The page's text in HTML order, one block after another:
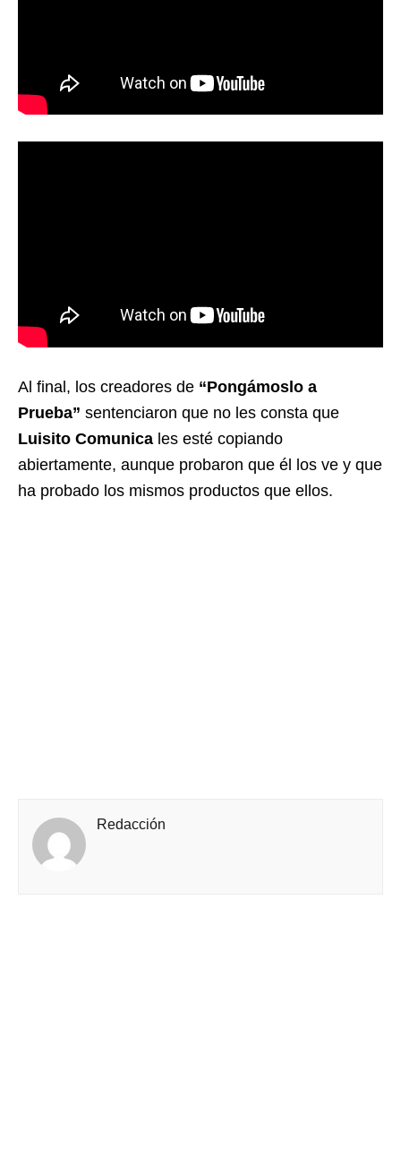
Al final, los creadores de “Pongámoslo a
Prueba” sentenciaron que no les consta que
Luisito Comunica les esté copiando
abiertamente, aunque probaron que él los ve y que
ha probado los mismos productos que ellos.
Redacción